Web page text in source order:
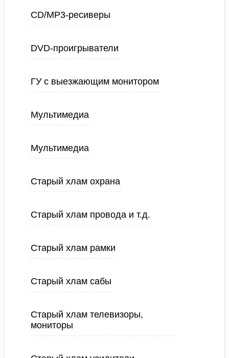
CD/MP3-ресиверы
DVD-проигрыватели
ГУ с выезжающим монитором
Мультимедиа
Мультимедиа
Старый хлам охрана
Старый хлам провода и т.д.
Старый хлам рамки
Старый хлам сабы
Старый хлам телевизоры,
мониторы